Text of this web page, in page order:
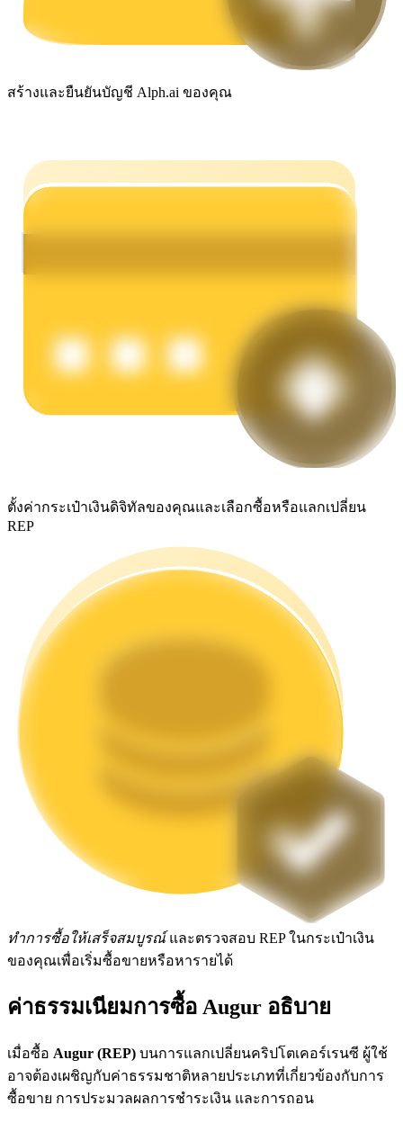
ผลตอบแทนสูงและเข้าถึงได้ทันที
การเซ้งแบบยืดหยุ่นเพื่อรับโทเคนยอดนิยม
สร้างและยืนยันบัญชี Alph.ai ของคุณ
ตั้งค่ากระเป๋าเงินดิจิทัลของคุณและเลือกซื้อหรือแลกเปลี่ยน
REP
ทำการซื้อให้เสร็จสมบูรณ์และตรวจสอบ REP ในกระเป๋าเงิน
ของคุณเพื่อเริ่มซื้อขายหรือหารายได้
ค่าธรรมเนียมการซื้อ Augur อธิบาย
เมื่อซื้อ Augur (REP) บนการแลกเปลี่ยนคริปโตเคอร์เรนซี ผู้ใช้
อาจต้องเผชิญกับค่าธรรมชาติหลายประเภทที่เกี่ยวข้องกับการ
ซื้อขาย การประมวลผลการชำระเงิน และการถอน